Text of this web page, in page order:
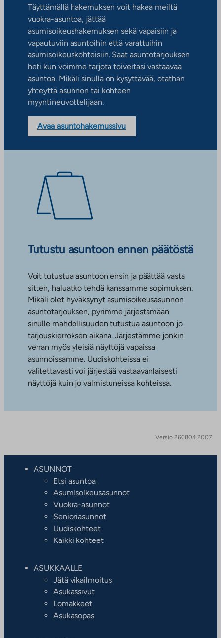
Täyttämällä hakemuksen voit hakea meiltä
vuokra-asuntoa, jättää
asumisoikeushakemuksen sekä vapaisiin ja
vapautuviin asuntoihin että varattuihin
asumisoikeuskohteisiin. Saat asuntotarjouksen
heti kun voimme tarjota toiveitasi vastaavaa
asuntoa. Mikäli sinulla on kysyttävää, otathan
yhteyttä asunnon tai kohteen
myyntineuvottelijaan.
Avaa asuntohakemussivu
Tutustu asuntoon ennen päätöstä
Voit tutustua asuntoon ensin ja päättää vasta
sitten, haluatko tehdä kanssamme sopimuksen.
Mikäli olet hyväksynyt asumisoikeusasunnon
asuntotarjouksen, pyrimme järjestämään
sinulle mahdollisuuden tutustua asuntoon jo
tarjouskierroksen aikana. Järjestämme jonkin
verran myös yleisiä näyttöjä vapaissa
asunnoissamme. Uudiskohteissa ei
valitettavasti voi järjestää vastaavanlaisesti
näyttöjä kuin jo valmistuneissa kohteissa.
Versio 260804.2007
ASUNNOT
Etsi asuntoa
Asumisoikeusasunnot
Vuokra-asunnot
Senioriasunnot
Uudiskohteet
Kaikki kohteet
ASUKKAALLE
Jätä vikailmoitus
Asukassivut
Lomakkeet
Asukasopas